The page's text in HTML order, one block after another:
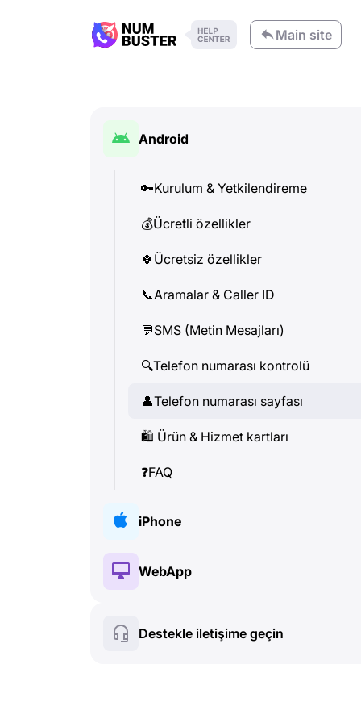
Main site
Android
🔑Kurulum & Yetkilendireme
💰Ücretli özellikler
🍀 Ücretsiz özellikler
📞Aramalar & Caller ID
💬SMS (Metin Mesajları)
🔍Telefon numarası kontrolü
👤Telefon numarası sayfası
🛍 ️ Ürün & Hizmet kartları
❓FAQ
iPhone
🔑 Kurulum & Yetkilendireme
🍀Ücretsiz özellikler
WebApp
Destekle iletişime geçin